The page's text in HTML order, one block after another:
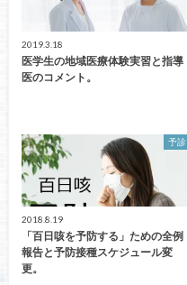
2019.3.18
医学生の地域医療体験実習と指導
医のコメント。
予診
2018.8.19
「百日咳を予防する」ための全例
報告と予防接種スケジュール変
更。